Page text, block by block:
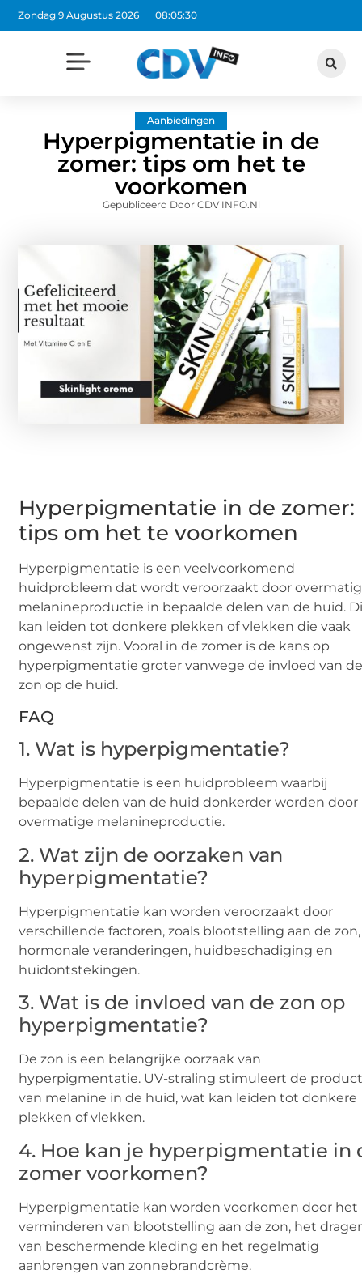
Zondag 9 Augustus 2026 08:05:32
Aanbiedingen
Hyperpigmentatie in de
zomer: tips om het te
voorkomen
Gepubliceerd Door CDV INFO.nl
Hyperpigmentatie in de zomer:
tips om het te voorkomen
Hyperpigmentatie is een veelvoorkomend
huidprobleem dat wordt veroorzaakt door
melanineproductie in bepaalde delen van de huid.
kan leiden tot donkere plekken of vlekken die vaak
ongewenst zijn. Vooral in de zomer is de kans op
hyperpigmentatie groter vanwege de invloed van
zon op de huid.
FAQ
1. Wat is hyperpigmentatie?
Hyperpigmentatie is een huidprobleem waarbij
bepaalde delen van de huid donkerder worden door
overmatige melanineproductie.
2. Wat zijn de oorzaken van
hyperpigmentatie?
Hyperpigmentatie kan worden veroorzaakt door
verschillende factoren, zoals blootstelling aan de zon,
hormonale veranderingen, huidbeschadiging en
huidontstekingen.
3. Wat is de invloed van de zon op
hyperpigmentatie?
De zon is een belangrijke oorzaak van
hyperpigmentatie. UV-straling stimuleert de
van melanine in de huid, wat kan leiden tot donkere
plekken of vlekken.
4. Hoe kan je hyperpigmentatie in
zomer voorkomen?
Hyperpigmentatie kan worden voorkomen door het
verminderen van blootstelling aan de zon, het
van beschermende kleding en het regelmatig
aanbrengen van zonnebrandcrème.